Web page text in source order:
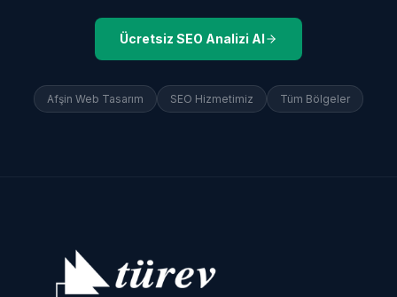
Ücretsiz SEO Analizi Al
Afşin Web Tasarım SEO Hizmetimiz Tüm Bölgeler